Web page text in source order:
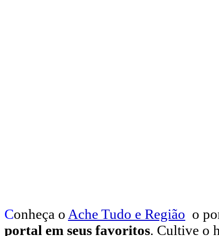
Conheça o Ache Tudo e Região o
portal em seus favoritos. Cultive o